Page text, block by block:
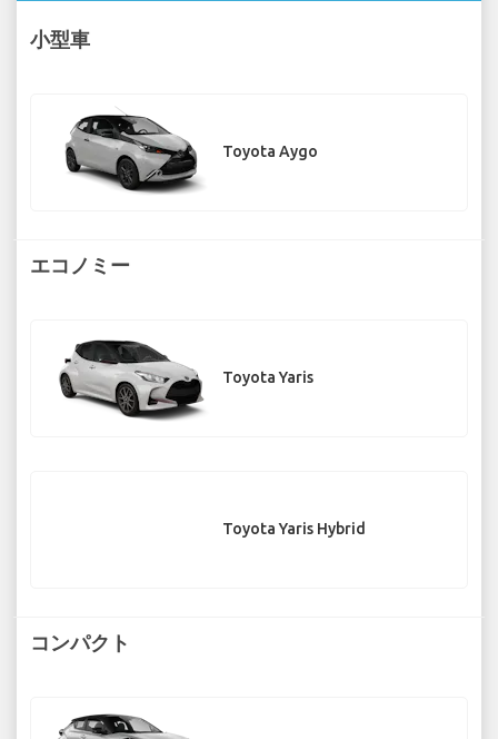
小型車
Toyota Aygo
エコノミー
Toyota Yaris
Toyota Yaris Hybrid
コンパクト